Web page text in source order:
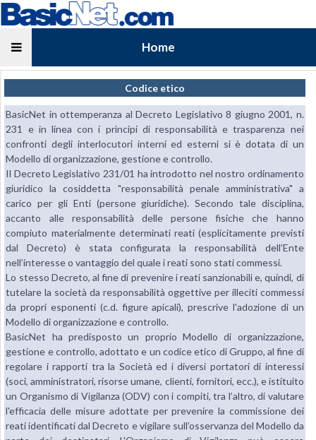
Home
Codice etico
BasicNet in ottemperanza al Decreto Legislativo 8 giugno 2001, n.
231 e in linea con i principi di responsabilità e trasparenza nei
confronti degli interlocutori interni ed esterni si è dotata di un
Modello di organizzazione, gestione e controllo.
Il Decreto Legislativo 231/01 ha introdotto nel nostro ordinamento
giuridico la cosiddetta "responsabilità penale amministrativa" a
carico per gli Enti (persone giuridiche). Secondo tale disciplina,
accanto alle responsabilità delle persone fisiche che hanno
compiuto materialmente determinati reati (esplicitamente previsti
dal Decreto) è stata configurata la responsabilità dell’Ente
nell’interesse o vantaggio del quale i reati sono stati commessi.
Lo stesso Decreto, al fine di prevenire i reati sanzionabili e, quindi, di
tutelare la società da responsabilità oggettive per illeciti commessi
da propri esponenti (c.d. figure apicali), prescrive l'adozione di un
Modello di organizzazione e controllo.
BasicNet ha predisposto un proprio Modello di organizzazione,
gestione e controllo, adottato e un codice etico di Gruppo, al fine di
regolare i rapporti tra la Società ed i diversi portatori di interessi
(soci, amministratori, risorse umane, clienti, fornitori, ecc.), e istituito
un Organismo di Vigilanza (ODV) con i compiti, tra l’altro, di valutare
l'efficacia delle misure adottate per prevenire la commissione dei
reati identificati dal Decreto e vigilare sull’osservanza del Modello da